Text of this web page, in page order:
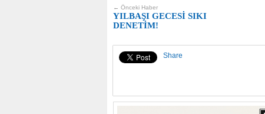
← Önceki Haber
YILBAŞI GECESİ SIKI
DENETİM!
Share